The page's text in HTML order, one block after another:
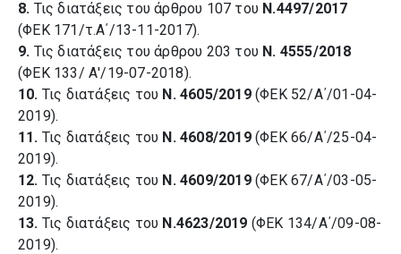
8. Τις διατάξεις του άρθρου 107 του Ν.4497/2017
(ΦΕΚ 171/τ.Α΄/13-11-2017).
9. Τις διατάξεις του άρθρου 203 του Ν. 4555/2018
(ΦΕΚ 133/ Α'/19-07-2018).
10. Τις διατάξεις του Ν. 4605/2019(ΦΕΚ 52/Α΄/01-04-
2019).
11. Τις διατάξεις του Ν. 4608/2019(ΦΕΚ 66/Α΄/25-04-
2019).
12. Τις διατάξεις του Ν. 4609/2019(ΦΕΚ 67/Α΄/03-05-
2019).
13. Τις διατάξεις του Ν.4623/2019 (ΦΕΚ 134/Α΄/09-08-
2019).